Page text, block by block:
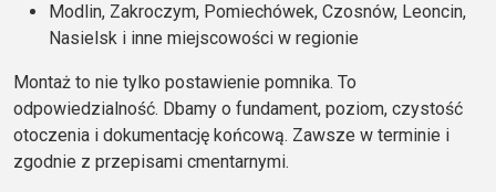
Modlin, Zakroczym, Pomiechówek, Czosnów, Leoncin,
Nasielsk i inne miejscowości w regionie
Montaż to nie tylko postawienie pomnika. To
odpowiedzialność. Dbamy o fundament, poziom, czystość
otoczenia i dokumentację końcową. Zawsze w terminie i
zgodnie z przepisami cmentarnymi.